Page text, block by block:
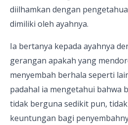
diilhamkan dengan
dimiliki oleh ayahnya.
Ia bertanya kepada ayahnya
gerangan apakah yang
menyembah berhala seperti
padahal ia mengetahui bahwa
tidak berguna sedikit pun,
keuntungan bagi